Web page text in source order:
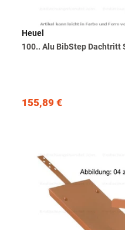
Heuel
100.. Alu BibStep Dachtritt
155,89 €